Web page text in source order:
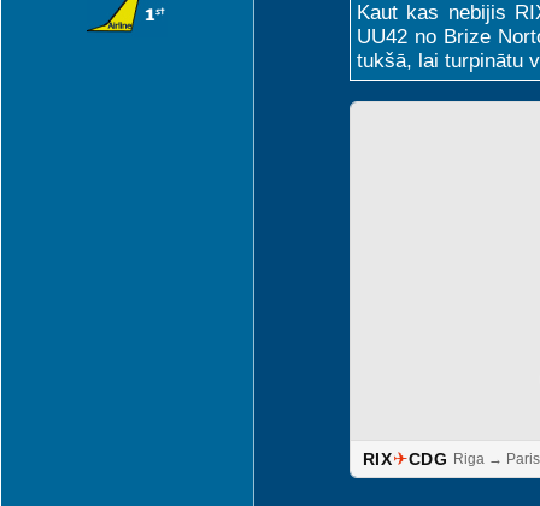
Kaut kas nebijis
UU42 no Brize
tukšā, lai turpinātu
RIX✈CDG Riga → Paris